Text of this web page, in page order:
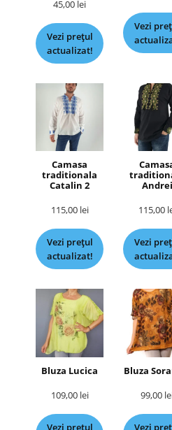
45,00 lei
Vezi prețul
actualizat!
Vezi
Camasa
traditionala
Catalin 2
115,00 lei
Vezi prețul
actualizat!
Andrei
115,00
Vezi
Bluza Lucica
109,00 lei
Vezi prețul
Bluza
99,00
Vezi